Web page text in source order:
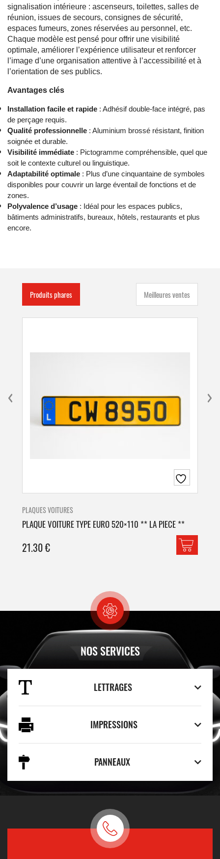
signalisation intérieure : ascenseurs, toilettes, salles de
réunion, issues de secours, consignes de sécurité,
espaces fumeurs, zones réservées au personnel, etc.
Chaque modèle est pensé pour offrir une visibilité
optimale, améliorer l’expérience utilisateur et renforcer
l’image d’une organisation attentive à l’accessibilité et à
l’orientation de ses publics.
Avantages clés
Installation facile et rapide : Adhésif double-face intégré, pas
de perçage requis.
Qualité professionnelle : Aluminium brossé résistant, finition
soignée et durable.
Visibilité immédiate : Pictogramme compréhensible, quel que
soit le contexte culturel ou linguistique.
Adaptabilité optimale : Plus d’une cinquantaine de symboles
disponibles pour couvrir un large éventail de fonctions et de
zones.
Polyvalence d’usage : Idéal pour les espaces publics,
bâtiments administratifs, bureaux, hôtels, restaurants et plus
encore.
Produits phares Meilleures ventes
PLAQUES VOITURES
PLAQUE VOITURE TYPE EURO 520×110 ** LA PIECE **
21.30€
NOS SERVICES
LETTRAGES
IMPRESSIONS
PANNEAUX